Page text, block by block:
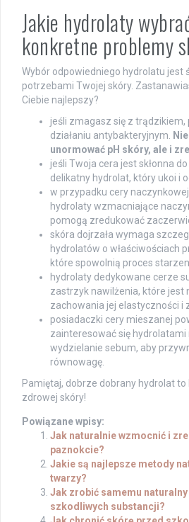
Jakie hydrolaty
konkretne problemy
Wybór odpowiedniego hydrolatu jest
potrzebami Twojej skóry.
Ciebie najlepszy?
jeśli zmagasz się z trądzikiem,
działaniu antybakteryjnym.
unormować pH skóry, ale i
jeśli Twoja cera jest skłonna
delikatny hydrolat, który ukoi i
w przypadku cery
hydrolaty wzmacniające
pomogą zredukować
skóra dojrzała wymaga
hydrolatów o właściwościach
które spowolnią proces
hydrolaty dedykowane cerze
zastrzyk nawilżenia, które jest
zachowania jej elastyczności i
posiadaczki cery mieszanej
zainteresować się
wydzielanie sebum, aby
równowagę.
Pamiętaj, dobrze dobrany hydrolat to
zdrowej skóry!
Powiązane wpisy:
Jak naturalnie wzmocnić i
paznokcie?
Jakie są najlepsze metody
twarzy?
Jak zrobić samemu
szkodliwych substancji?